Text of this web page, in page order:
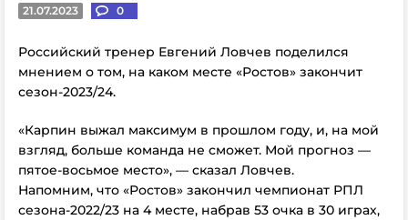
21.07.2023 0
Российский тренер Евгений Ловчев поделился
мнением о том, на каком месте «Ростов» закончит
сезон-2023/24.
«Карпин выжал максимум в прошлом году, и, на мой
взгляд, больше команда не сможет. Мой прогноз —
пятое-восьмое место», — сказал Ловчев.
Напомним, что «Ростов» закончил чемпионат РПЛ
сезона-2022/23 на 4 месте, набрав 53 очка в 30 играх,